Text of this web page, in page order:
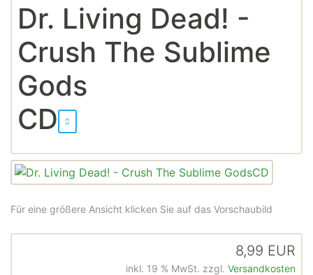
Dr. Living Dead! -
Crush The Sublime
Gods
CD
Für eine größere Ansicht klicken Sie auf das Vorschaubild
8,99 EUR
inkl. 19 % MwSt. zzgl. Versandkosten